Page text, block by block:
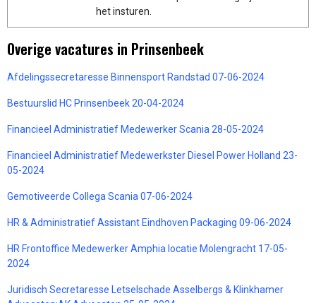
het insturen.
Overige vacatures in Prinsenbeek
Afdelingssecretaresse Binnensport Randstad 07-06-2024
Bestuurslid HC Prinsenbeek 20-04-2024
Financieel Administratief Medewerker Scania 28-05-2024
Financieel Administratief Medewerkster Diesel Power Holland 23-
05-2024
Gemotiveerde Collega Scania 07-06-2024
HR & Administratief Assistant Eindhoven Packaging 09-06-2024
HR Frontoffice Medewerker Amphia locatie Molengracht 17-05-
2024
Juridisch Secretaresse Letselschade Asselbergs & Klinkhamer